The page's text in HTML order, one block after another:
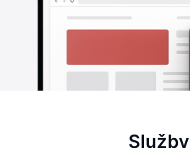
Služby